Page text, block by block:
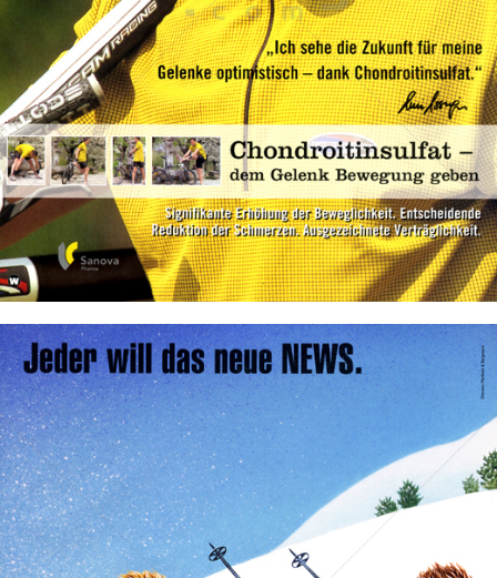
Sanova Pharma Sanova Pharma GmbH 2003
Bild-ID: 32873